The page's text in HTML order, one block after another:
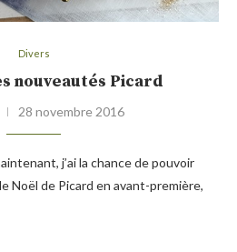
Divers
nouveautés Picard
28 novembre 2016
j’ai la chance de pouvoir
Noël de Picard en avant-première,